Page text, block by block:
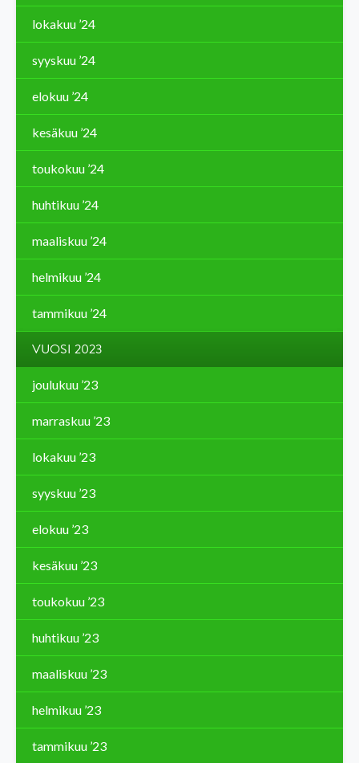
lokakuu ’24
syyskuu ’24
elokuu ’24
kesäkuu ’24
toukokuu ’24
huhtikuu ’24
maaliskuu ’24
helmikuu ’24
tammikuu ’24
VUOSI 2023
joulukuu ’23
marraskuu ’23
lokakuu ’23
syyskuu ’23
elokuu ’23
kesäkuu ’23
toukokuu ’23
huhtikuu ’23
maaliskuu ’23
helmikuu ’23
tammikuu ’23